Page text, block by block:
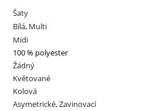
Šaty
Bílá, Multi
Midi
100 % polyester
Žádný
Květované
Kolová
Asymetrické,Zavinovací